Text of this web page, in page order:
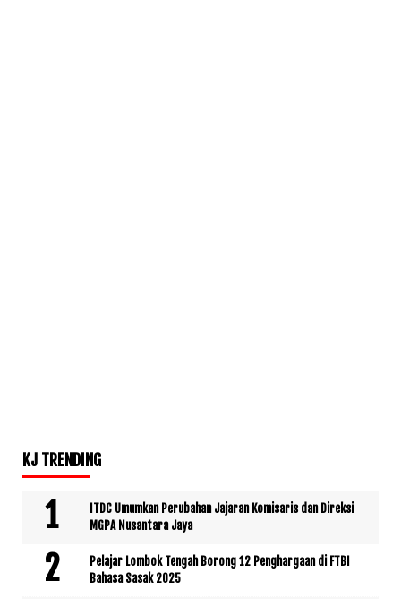
KJ TRENDING
ITDC Umumkan Perubahan Jajaran Komisaris dan Direksi
MGPA Nusantara Jaya
Pelajar Lombok Tengah Borong 12 Penghargaan di FTBI
Bahasa Sasak 2025